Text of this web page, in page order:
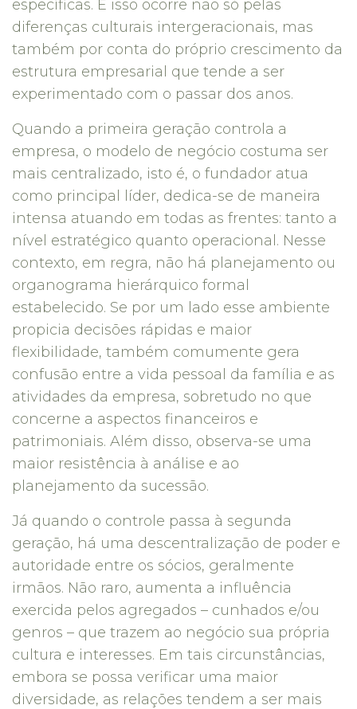
específicas. E isso ocorre não só pelas
diferenças culturais intergeracionais, mas
também por conta do próprio crescimento da
estrutura empresarial que tende a ser
experimentado com o passar dos anos.
Quando a primeira geração controla a
empresa, o modelo de negócio costuma ser
mais centralizado, isto é, o fundador atua
como principal líder, dedica-se de maneira
intensa atuando em todas as frentes: tanto a
nível estratégico quanto operacional. Nesse
contexto, em regra, não há planejamento ou
organograma hierárquico formal
estabelecido. Se por um lado esse ambiente
propicia decisões rápidas e maior
flexibilidade, também comumente gera
confusão entre a vida pessoal da família e as
atividades da empresa, sobretudo no que
concerne a aspectos financeiros e
patrimoniais. Além disso, observa-se uma
maior resistência à análise e ao
planejamento da sucessão.
Já quando o controle passa à segunda
geração, há uma descentralização de poder e
autoridade entre os sócios, geralmente
irmãos. Não raro, aumenta a influência
exercida pelos agregados – cunhados e/ou
genros – que trazem ao negócio sua própria
cultura e interesses. Em tais circunstâncias,
embora se possa verificar uma maior
diversidade, as relações tendem a ser mais